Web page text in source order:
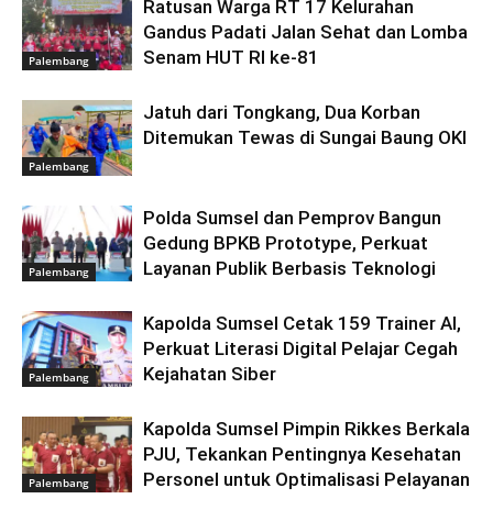
Palembang
Ratusan Warga RT 17 Kelurahan
Gandus Padati Jalan Sehat dan Lomba
Senam HUT RI ke-81
Palembang
Jatuh dari Tongkang, Dua Korban
Ditemukan Tewas di Sungai Baung OKI
Palembang
Polda Sumsel dan Pemprov Bangun
Gedung BPKB Prototype, Perkuat
Layanan Publik Berbasis Teknologi
Palembang
Kapolda Sumsel Cetak 159 Trainer AI,
Perkuat Literasi Digital Pelajar Cegah
Kejahatan Siber
Palembang
Kapolda Sumsel Pimpin Rikkes Berkala
PJU, Tekankan Pentingnya Kesehatan
Personel untuk Optimalisasi Pelayanan